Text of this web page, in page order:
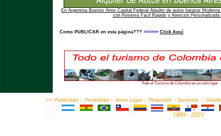
En Argentina Buenos Aires Capital Federal Alquiler de autos baratos
con Reserva Facil Rapido y Atencion Personalizada
Como PUBLICAR en esta página??? >>>>>> Click Aquí
Todo el Turismo de Colombia en un solo lugar